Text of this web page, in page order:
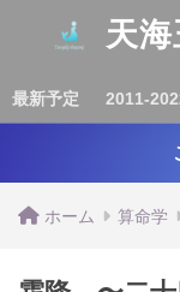
天
最新予定 2011-
ホーム 算命学